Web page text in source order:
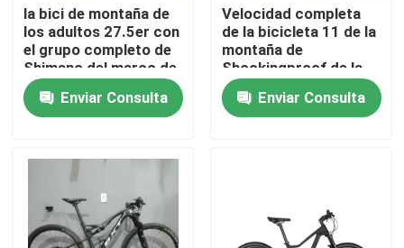
Contacta con nosotros
Solicitar una cita
Bici del camino del carbono
Marco de la bici de montaña del carbono
la bici de montaña de
los adultos 27.5er con
el grupo completo de
Shimano del marco de
la fibra de carbono fijó
27,5 Enviar Consulta
Velocidad completa
de la bicicleta 11 de la
montaña de
Shockingproof de la
bici del carbono de los
adultosEnviar Consulta